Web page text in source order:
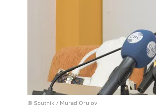
© Sputnik / Murad Orujov